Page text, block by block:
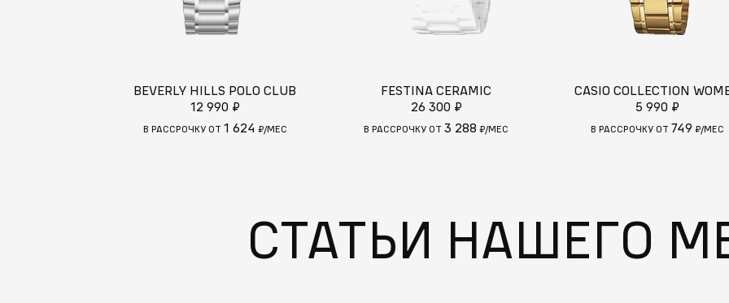
BEVERLY HILLS POLO CLUB
12 990 ₽
В РАССРОЧКУ ОТ 1 624 ₽/МЕС
FESTINA CERAMIC
26 300 ₽
В РАССРОЧКУ ОТ 3 288 ₽/МЕС
CASIO COLLECTION
5 990 ₽
В РАССРОЧКУ ОТ 749 ₽/МЕС
СТАТЬИ НАШЕГО